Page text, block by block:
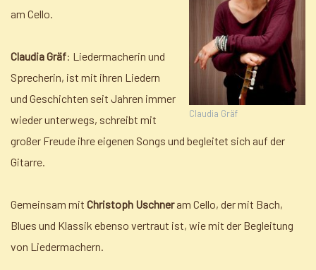
Claudia Gräf
am Cello.
Claudia Gräf: Liedermacherin und
Sprecherin, ist mit ihren Liedern
und Geschichten seit Jahren immer
wieder unterwegs, schreibt mit
großer Freude ihre eigenen Songs und begleitet sich auf der
Gitarre.
Gemeinsam mit Christoph Uschneram Cello, der mit Bach,
Blues und Klassik ebenso vertraut ist, wie mit der Begleitung
von Liedermachern.